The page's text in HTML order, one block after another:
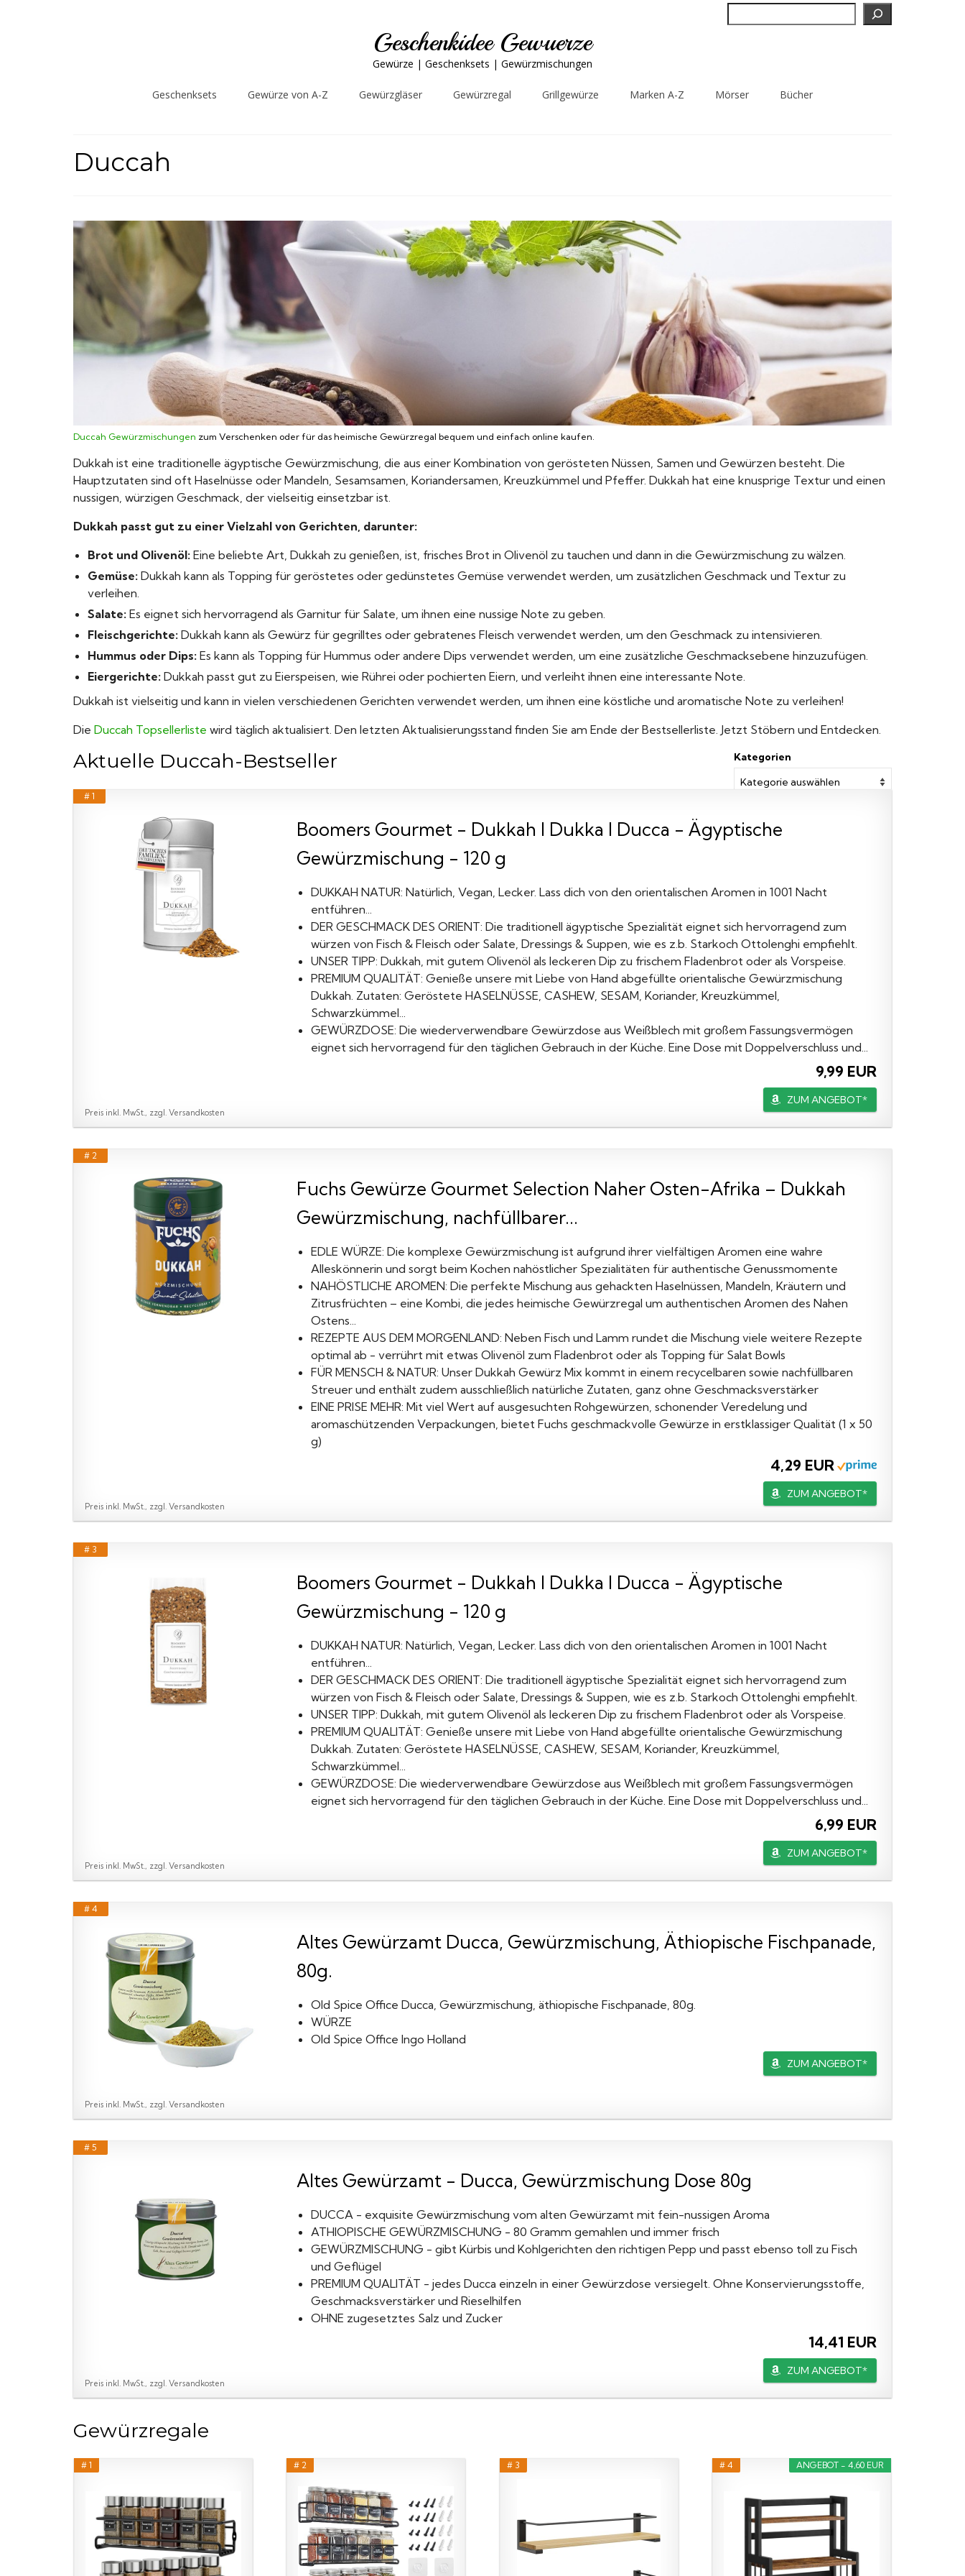
Geschenkidee Gewuerze
Gewürze | Geschenksets | Gewürzmischungen
Geschenksets Gewürze von A-Z Gewürzgläser Gewürzregal Grillgewürze Marken A-Z Mörser Bücher
Duccah
Duccah Gewürzmischungen zum Verschenken oder für das heimische Gewürzregal bequem und einfach online kaufen.
Dukkah ist eine traditionelle ägyptische Gewürzmischung, die aus einer Kombination von gerösteten Nüssen, Samen und Gewürzen besteht. Die
Hauptzutaten sind oft Haselnüsse oder Mandeln, Sesamsamen, Koriandersamen, Kreuzkümmel und Pfeffer. Dukkah hat eine knusprige Textur und einen
nussigen, würzigen Geschmack, der vielseitig einsetzbar ist.
Dukkah passt gut zu einer Vielzahl von Gerichten, darunter:
Brot und Olivenöl: Eine beliebte Art, Dukkah zu genießen, ist, frisches Brot in Olivenöl zu tauchen und dann in die Gewürzmischung zu wälzen.
Gemüse: Dukkah kann als Topping für geröstetes oder gedünstetes Gemüse verwendet werden, um zusätzlichen Geschmack und Textur zu
verleihen.
Salate: Es eignet sich hervorragend als Garnitur für Salate, um ihnen eine nussige Note zu geben.
Fleischgerichte: Dukkah kann als Gewürz für gegrilltes oder gebratenes Fleisch verwendet werden, um den Geschmack zu intensivieren.
Hummus oder Dips: Es kann als Topping für Hummus oder andere Dips verwendet werden, um eine zusätzliche Geschmacksebene hinzuzufügen.
Eiergerichte: Dukkah passt gut zu Eierspeisen, wie Rührei oder pochierten Eiern, und verleiht ihnen eine interessante Note.
Dukkah ist vielseitig und kann in vielen verschiedenen Gerichten verwendet werden, um ihnen eine köstliche und aromatische Note zu verleihen!
Die Duccah Topsellerliste wird täglich aktualisiert. Den letzten Aktualisierungsstand finden Sie am Ende der Bestsellerliste. Jetzt Stöbern und Entdecken.
Kategorien
Aktuelle Duccah-Bestseller
# 1
Boomers Gourmet - Dukkah I Dukka I Ducca - Ägyptische
Gewürzmischung - 120 g
DUKKAH NATUR: Natürlich, Vegan, Lecker. Lass dich von den orientalischen Aromen in 1001 Nacht
entführen...
DER GESCHMACK DES ORIENT: Die traditionell ägyptische Spezialität eignet sich hervorragend zum
würzen von Fisch & Fleisch oder Salate, Dressings & Suppen, wie es z.b. Starkoch Ottolenghi empfiehlt.
UNSER TIPP: Dukkah, mit gutem Olivenöl als leckeren Dip zu frischem Fladenbrot oder als Vorspeise.
PREMIUM QUALITÄT: Genieße unsere mit Liebe von Hand abgefüllte orientalische Gewürzmischung
Dukkah. Zutaten: Geröstete HASELNÜSSE, CASHEW, SESAM, Koriander, Kreuzkümmel,
Schwarzkümmel...
GEWÜRZDOSE: Die wiederverwendbare Gewürzdose aus Weißblech mit großem Fassungsvermögen
eignet sich hervorragend für den täglichen Gebrauch in der Küche. Eine Dose mit Doppelverschluss und...
9,99 EUR
ZUM ANGEBOT*
Preis inkl. MwSt., zzgl. Versandkosten
# 2
Fuchs Gewürze Gourmet Selection Naher Osten-Afrika – Dukkah
Gewürzmischung, nachfüllbarer...
EDLE WÜRZE: Die komplexe Gewürzmischung ist aufgrund ihrer vielfältigen Aromen eine wahre
Alleskönnerin und sorgt beim Kochen nahöstlicher Spezialitäten für authentische Genussmomente
NAHÖSTLICHE AROMEN: Die perfekte Mischung aus gehackten Haselnüssen, Mandeln, Kräutern und
Zitrusfrüchten – eine Kombi, die jedes heimische Gewürzregal um authentischen Aromen des Nahen
Ostens...
REZEPTE AUS DEM MORGENLAND: Neben Fisch und Lamm rundet die Mischung viele weitere Rezepte
optimal ab - verrührt mit etwas Olivenöl zum Fladenbrot oder als Topping für Salat Bowls
FÜR MENSCH & NATUR: Unser Dukkah Gewürz Mix kommt in einem recycelbaren sowie nachfüllbaren
Streuer und enthält zudem ausschließlich natürliche Zutaten, ganz ohne Geschmacksverstärker
EINE PRISE MEHR: Mit viel Wert auf ausgesuchten Rohgewürzen, schonender Veredelung und
aromaschützenden Verpackungen, bietet Fuchs geschmackvolle Gewürze in erstklassiger Qualität (1 x 50
g)
4,29 EUR
ZUM ANGEBOT*
Preis inkl. MwSt., zzgl. Versandkosten
# 3
Boomers Gourmet - Dukkah I Dukka I Ducca - Ägyptische
Gewürzmischung - 120 g
DUKKAH NATUR: Natürlich, Vegan, Lecker. Lass dich von den orientalischen Aromen in 1001 Nacht
entführen...
DER GESCHMACK DES ORIENT: Die traditionell ägyptische Spezialität eignet sich hervorragend zum
würzen von Fisch & Fleisch oder Salate, Dressings & Suppen, wie es z.b. Starkoch Ottolenghi empfiehlt.
UNSER TIPP: Dukkah, mit gutem Olivenöl als leckeren Dip zu frischem Fladenbrot oder als Vorspeise.
PREMIUM QUALITÄT: Genieße unsere mit Liebe von Hand abgefüllte orientalische Gewürzmischung
Dukkah. Zutaten: Geröstete HASELNÜSSE, CASHEW, SESAM, Koriander, Kreuzkümmel,
Schwarzkümmel...
GEWÜRZDOSE: Die wiederverwendbare Gewürzdose aus Weißblech mit großem Fassungsvermögen
eignet sich hervorragend für den täglichen Gebrauch in der Küche. Eine Dose mit Doppelverschluss und...
6,99 EUR
ZUM ANGEBOT*
Preis inkl. MwSt., zzgl. Versandkosten
# 4
Altes Gewürzamt Ducca, Gewürzmischung, Äthiopische Fischpanade,
80g.
Old Spice Office Ducca, Gewürzmischung, äthiopische Fischpanade, 80g.
WÜRZE
Old Spice Office Ingo Holland
ZUM ANGEBOT*
Preis inkl. MwSt., zzgl. Versandkosten
# 5
Altes Gewürzamt - Ducca, Gewürzmischung Dose 80g
DUCCA - exquisite Gewürzmischung vom alten Gewürzamt mit fein-nussigen Aroma
ATHIOPISCHE GEWÜRZMISCHUNG - 80 Gramm gemahlen und immer frisch
GEWÜRZMISCHUNG - gibt Kürbis und Kohlgerichten den richtigen Pepp und passt ebenso toll zu Fisch
und Geflügel
PREMIUM QUALITÄT - jedes Ducca einzeln in einer Gewürzdose versiegelt. Ohne Konservierungsstoffe,
Geschmacksverstärker und Rieselhilfen
OHNE zugesetztes Salz und Zucker
14,41 EUR
ZUM ANGEBOT*
Preis inkl. MwSt., zzgl. Versandkosten
Gewürzregale
# 1 # 2 # 3 ANGEBOT - 4,60 EUR
# 4